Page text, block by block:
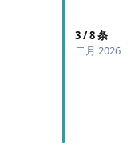
3/8条
二月 2026